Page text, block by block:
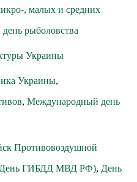
, малых и средних
рыболовства
Украины
Украины,
, Международный день
Противовоздушной
ГИБДД МВД РФ), День